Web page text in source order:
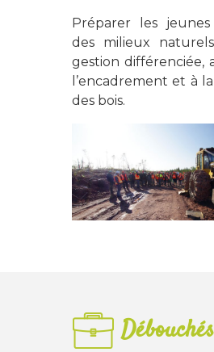
Préparer les jeunes
des milieux
gestion différenciée,
l’encadrement et à
des bois.
Débouchés